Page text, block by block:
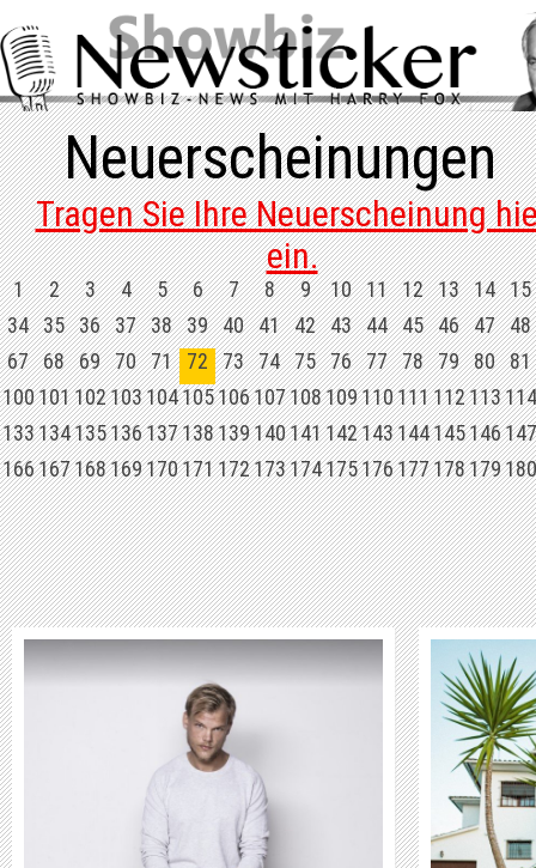
Neuerscheinungen
Tragen Sie Ihre Neuerscheinung
ein.
1 2 3 4 5 6 7 8 9 10 11 12 13 14 15
34 35 36 37 38 39 40 41 42 43 44 45 46 47 48
67 68 69 70 71 72 73 74 75 76 77 78 79 80 81
100101102103104105106107108109110111112113114
133134135136137138139140141142143144145146147
166167168169170171172173174175176177178179180
ALVARO SOLER